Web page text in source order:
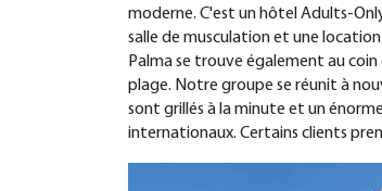
moderne. C'est un hôtel Adults-
salle de musculation et une
Palma se trouve également au
plage. Notre groupe se réunit à
sont grillés à la minute et un
internationaux. Certains clients